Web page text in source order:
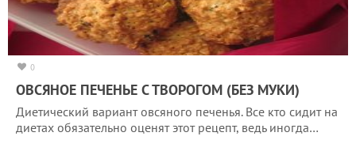
0
ОВСЯНОЕ ПЕЧЕНЬЕ С ТВОРОГОМ (БЕЗ МУКИ)
Диетический вариант овсяного печенья. Все кто сидит на
диетах обязательно оценят этот рецепт, ведь иногда…